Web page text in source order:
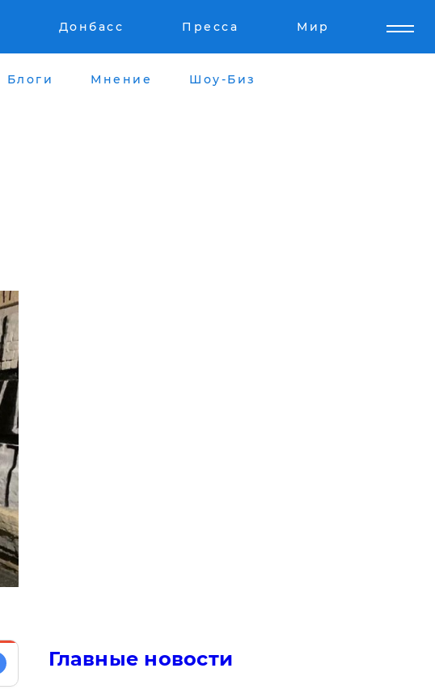
Донбасс Пресса Мир
Блоги Мнение Шоу-Биз
Главные новости